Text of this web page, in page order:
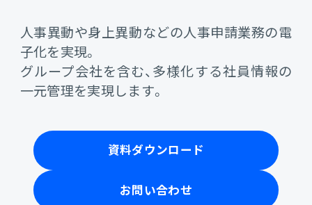
ATWILL Platform
財務会計
管理会計
会計 PROACTIVE Finance
人事・給与 PROACTIVE People
販売管理
生産管理
資料ダウンロード
コラム
特集記事
人事異動や身上異動などの人事申請業務の電
子化を実現。
グループ会社を含む、多様化する社員情報の
一元管理を実現します。
資料ダウンロード
お問い合わせ